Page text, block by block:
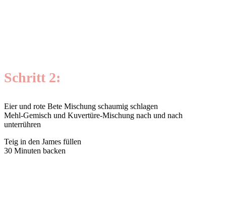
Schritt 2:
Eier und rote Bete Mischung schaumig schlagen
Mehl-Gemisch und Kuvertüre-Mischung nach und nach
unterrühren
Teig in den James füllen
30 Minuten backen